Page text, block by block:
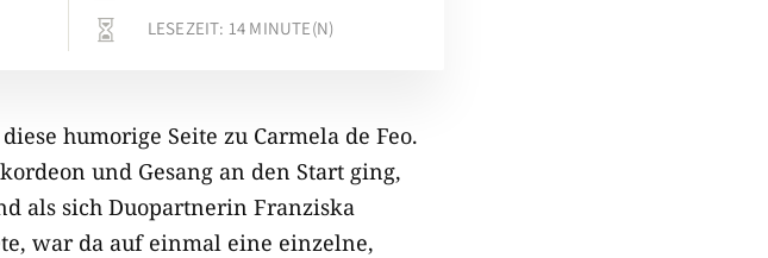
 LESEZEIT: 14 MINUTE(N)
humorige Seite zu Carmela de Feo.
und Gesang an den Start ging,
als sich Duopartnerin Franziska
war da auf einmal eine einzelne,